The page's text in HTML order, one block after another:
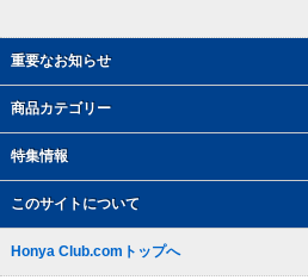
重要なお知らせ
商品カテゴリー
特集情報
このサイトについて
Honya Club.comトップへ